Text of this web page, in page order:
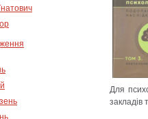
Для
закладів